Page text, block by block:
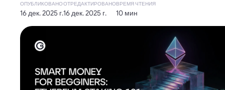
ОПУБЛИКОВАНО
16 дек. 2025 г.
ОТРЕДАКТИРОВАНО
16 дек. 2025 г.
ВРЕМЯ ЧТЕНИЯ
10 мин